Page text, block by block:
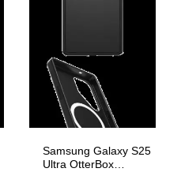
Samsung Galaxy S25
Ultra OtterBox